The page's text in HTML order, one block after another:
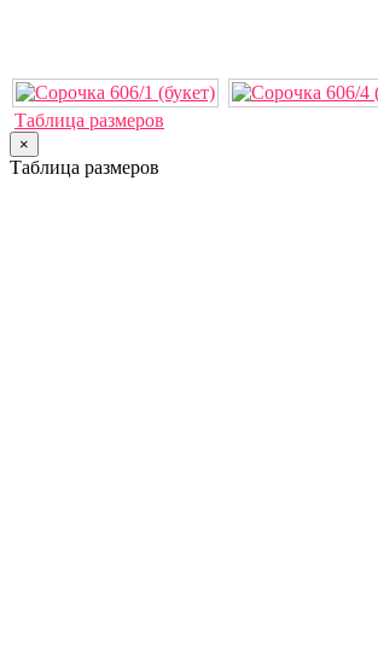
Таблица размеров
×
Таблица размеров